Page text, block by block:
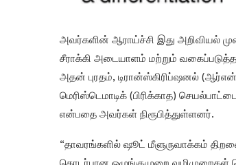
அவர்களின் ஆராய்ச்சி இது அறிவியல்
சீராக்கி அடையாளம் மற்றும்
அதன் புரதம், டிரான்ஸ்கிரிப்ஷனல்
மெரிஸ்டெமாடிக் (பிரிக்காத)
என்பதை அவர்கள் நிரூபித்துள்ளனர்.
“தாவரங்களில் ஷூட் மீளுருவாக்கம்